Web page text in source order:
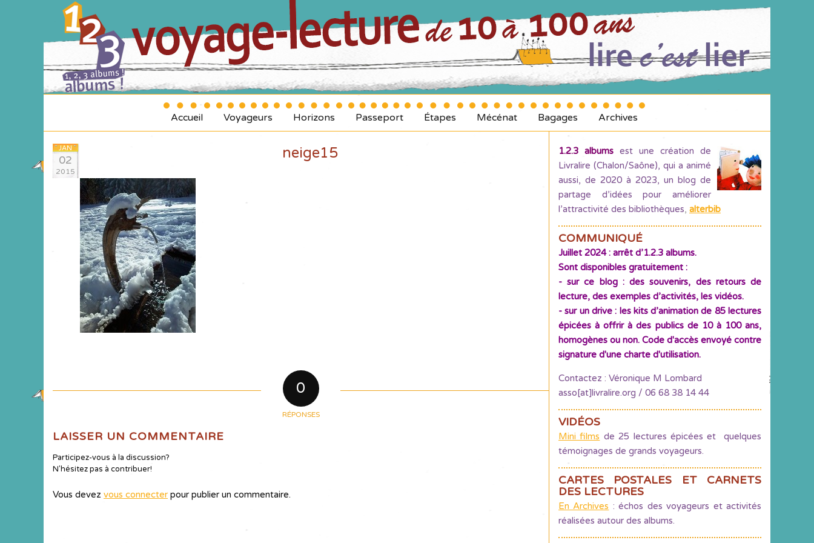
Accueil Voyageurs Horizons Passeport Étapes Mécénat Bagages Archives
JAN
02
2015
neige15
0
RÉPONSES
LAISSER UN COMMENTAIRE
Participez-vous à la discussion?
N'hésitez pas à contribuer!
Vous devez vous connecter pour publier un commentaire.
1.2.3 albums est une création de
Livralire (Chalon/Saône), qui a animé
aussi, de 2020 à 2023, un blog de
partage d’idées pour améliorer
l’attractivité des bibliothèques, alterbib
COMMUNIQUÉ
Juillet 2024 : arrêt d’1.2.3 albums.
Sont disponibles gratuitement :
- sur ce blog : des souvenirs, des retours de
lecture, des exemples d’activités, les vidéos.
- sur un drive : les kits d’animation de 85 lectures
épicées à offrir à des publics de 10 à 100 ans,
homogènes ou non. Code d'accès envoyé contre
signature d'une charte d'utilisation.
Contactez : Véronique M Lombard
asso[at]livralire.org / 06 68 38 14 44
VIDÉOS
Mini films de 25 lectures épicées et quelques
témoignages de grands voyageurs.
CARTES POSTALES ET CARNETS
DES LECTURES
En Archives : échos des voyageurs et activités
réalisées autour des albums.